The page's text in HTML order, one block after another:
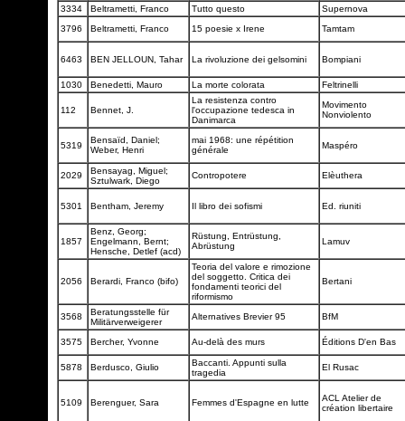
3334
Beltrametti, Franco Tutto questo
Supernova
3796
Beltrametti, Franco 15 poesie x Irene Tamtam
6463 BEN JELLOUN, Tahar La rivoluzione dei gelsomini Bompiani
1030 Benedetti, Mauro La morte colorata Feltrinelli
112 Bennet, J.
La resistenza contro
l'occupazione tedesca in
Danimarca
Movimento
Nonviolento
5319
Bensaïd, Daniel;
Weber, Henri
mai 1968: une répétition
générale
Maspéro
2029
Bensayag, Miguel;
Sztulwark, Diego
Contropotere Elèuthera
5301 Bentham, Jeremy Il libro dei sofismi Ed. riuniti
1857
Benz, Georg;
Engelmann, Bernt;
Hensche, Detlef (acd)
Rüstung, Entrüstung,
Abrüstung
Lamuv
2056 Berardi, Franco (bifo)
Teoria del valore e rimozione
del soggetto. Critica dei
fondamenti teorici del
riformismo
Bertani
3568
Beratungsstelle für
Militärverweigerer
Alternatives Brevier 95 BfM
3575 Bercher, Yvonne Au-delà des murs Éditions D'en Bas
5878 Berdusco, Giulio
Baccanti. Appunti sulla
tragedia
El Rusac
5109 Berenguer, Sara Femmes d'Espagne en lutte
ACL Atelier de
création libertaire